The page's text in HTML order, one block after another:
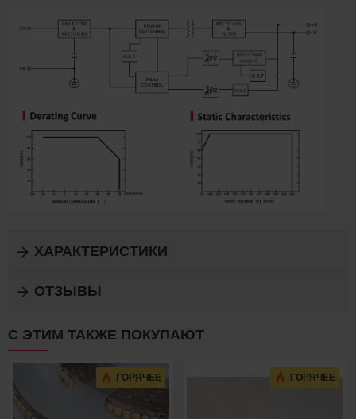
ХАРАКТЕРИСТИКИ
ОТЗЫВЫ
С ЭТИМ ТАКЖЕ ПОКУПАЮТ
ГОРЯЧЕЕ ГОРЯЧЕЕ